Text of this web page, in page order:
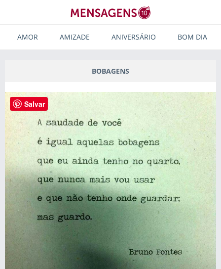
AMOR AMIZADE ANIVERSÁRIO BOM DIA
BOBAGENS
Salvar